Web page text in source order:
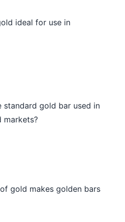
ideal for use in
standard gold bar used in
markets?
gold makes golden bars